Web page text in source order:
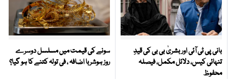
بانی پی ٹی آئی اور بشریٰ بی بی کی قیدِ
تنہائی کیس، دلائل مکمل، فیصلہ
محفوظ
سونے کی قیمت میں مسلسل دوسرے
روز ہوشربا اضافہ ، فی تولہ کتنے کا ہو گیا؟